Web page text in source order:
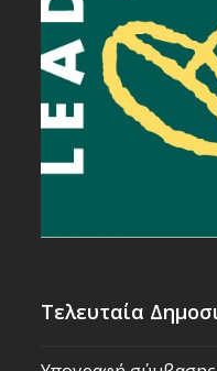
Τελευταία